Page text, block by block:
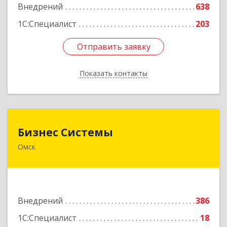
Внедрений
638
1С:Специалист
203
Отправить заявку
Показать контакты
Отправить заявку
Назад
Бизнес Системы
Омск
Внедрений
386
1С:Специалист
18
644024, Омская обл, Омск г, Т.К.Щербанева ул,